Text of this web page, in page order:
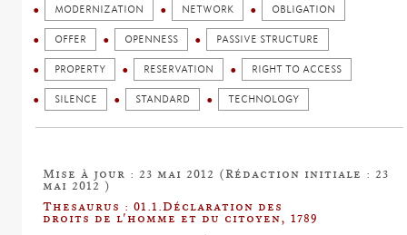
MODERNIZATION NETWORK OBLIGATION
OFFER OPENNESS PASSIVE STRUCTURE
PROPERTY RESERVATION RIGHT TO ACCESS
SILENCE STANDARD TECHNOLOGY
Mise à jour : 23 mai 2012 (Rédaction initiale : 23
mai 2012 )
Thesaurus : 01.1.Déclaration des
droits de l'homme et du citoyen, 1789